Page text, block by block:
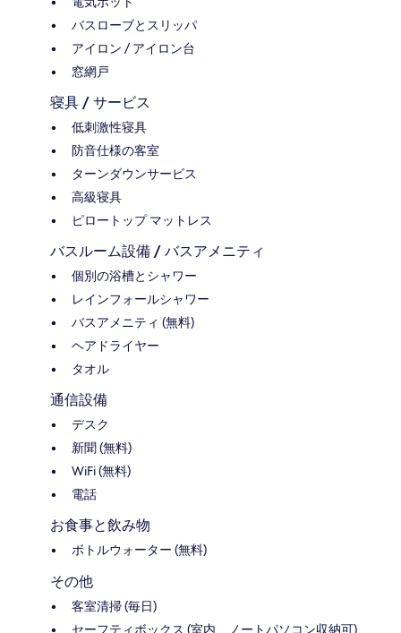
バスローブとスリッパ
アイロン / アイロン台
窓網戸
寝具 / サービス
低刺激性寝具
防音仕様の客室
ターンダウンサービス
高級寝具
ピロートップ マットレス
バスルーム設備 / バスアメニティ
個別の浴槽とシャワー
レインフォールシャワー
バスアメニティ (無料)
ヘアドライヤー
タオル
通信設備
デスク
新聞 (無料)
WiFi (無料)
電話
お食事と飲み物
ボトルウォーター (無料)
その他
客室清掃 (毎日)
セーフティボックス (室内、ノートパソコン収納可)